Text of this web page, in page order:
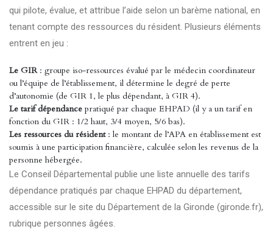
qui pilote, évalue, et attribue l’aide selon un barème national, en
tenant compte des ressources du résident. Plusieurs éléments
entrent en jeu :
Le GIR: groupe iso-ressources évalué par le médecin coordinateur
ou l’équipe de l’établissement, il détermine le degré de perte
d’autonomie (de GIR 1, le plus dépendant, à GIR 4).
Le tarif dépendance pratiqué par chaque EHPAD (il y a un tarif en
fonction du GIR : 1/2 haut, 3/4 moyen, 5/6 bas).
Les ressources du résident: le montant de l’APA en établissement est
soumis à une participation financière, calculée selon les revenus de la
personne hébergée.
Le Conseil Départemental publie une liste annuelle des tarifs
dépendance pratiqués par chaque EHPAD du département,
accessible sur le site du Département de la Gironde (gironde.fr),
rubrique personnes âgées.